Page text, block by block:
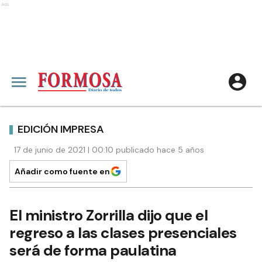
Ads
EDICIÓN IMPRESA
17 de junio de 2021 | 00:10 publicado hace 5 años
Añadir como fuente en
El ministro Zorrilla dijo que el
regreso a las clases presenciales
será de forma paulatina